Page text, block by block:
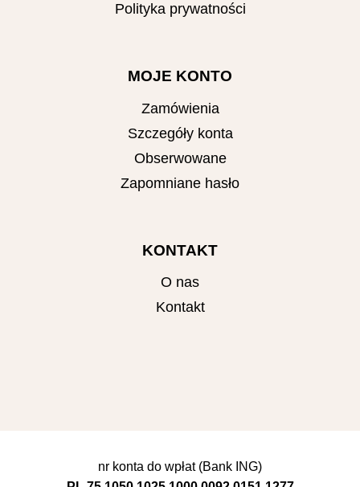
Polityka prywatności
MOJE KONTO
Zamówienia
Szczegóły konta
Obserwowane
Zapomniane hasło
KONTAKT
O nas
Kontakt
nr konta do wpłat (Bank ING)